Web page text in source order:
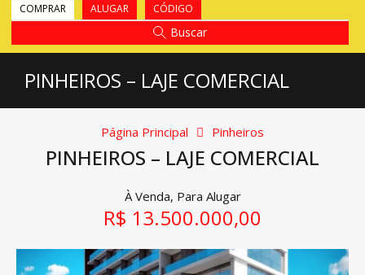
COMPRAR ALUGAR CÓDIGO
Buscar
PINHEIROS – LAJE COMERCIAL
Página Principal Pinheiros
PINHEIROS – LAJE COMERCIAL
À Venda, Para Alugar
R$ 13.500.000,00